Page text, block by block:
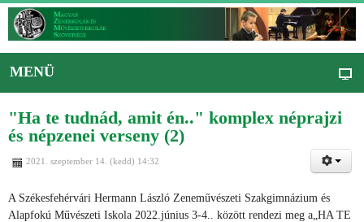
MENÜ
"Ha te tudnád, amit én.." komplex néprajzi
és népzenei verseny (2)
2021. szeptember 14. (kedd) 14:32
A Székesfehérvári Hermann László Zeneművészeti Szakgimnázium és
Alapfokú Művészeti Iskola 2022.június 3-4.. között rendezi meg a„HA TE